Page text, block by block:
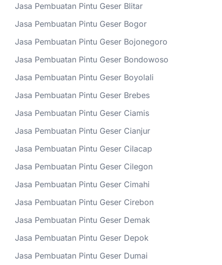
Jasa Pembuatan Pintu Geser Blitar
Jasa Pembuatan Pintu Geser Bogor
Jasa Pembuatan Pintu Geser Bojonegoro
Jasa Pembuatan Pintu Geser Bondowoso
Jasa Pembuatan Pintu Geser Boyolali
Jasa Pembuatan Pintu Geser Brebes
Jasa Pembuatan Pintu Geser Ciamis
Jasa Pembuatan Pintu Geser Cianjur
Jasa Pembuatan Pintu Geser Cilacap
Jasa Pembuatan Pintu Geser Cilegon
Jasa Pembuatan Pintu Geser Cimahi
Jasa Pembuatan Pintu Geser Cirebon
Jasa Pembuatan Pintu Geser Demak
Jasa Pembuatan Pintu Geser Depok
Jasa Pembuatan Pintu Geser Dumai